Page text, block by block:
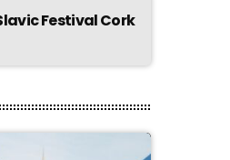
Festival Cork